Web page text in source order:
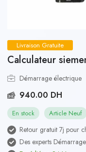
Livraison Gratuite
Calculateur
Démarrage électrique
940.00 DH
En stock Article Neuf
Retour gratuit 7j pour
Des experts